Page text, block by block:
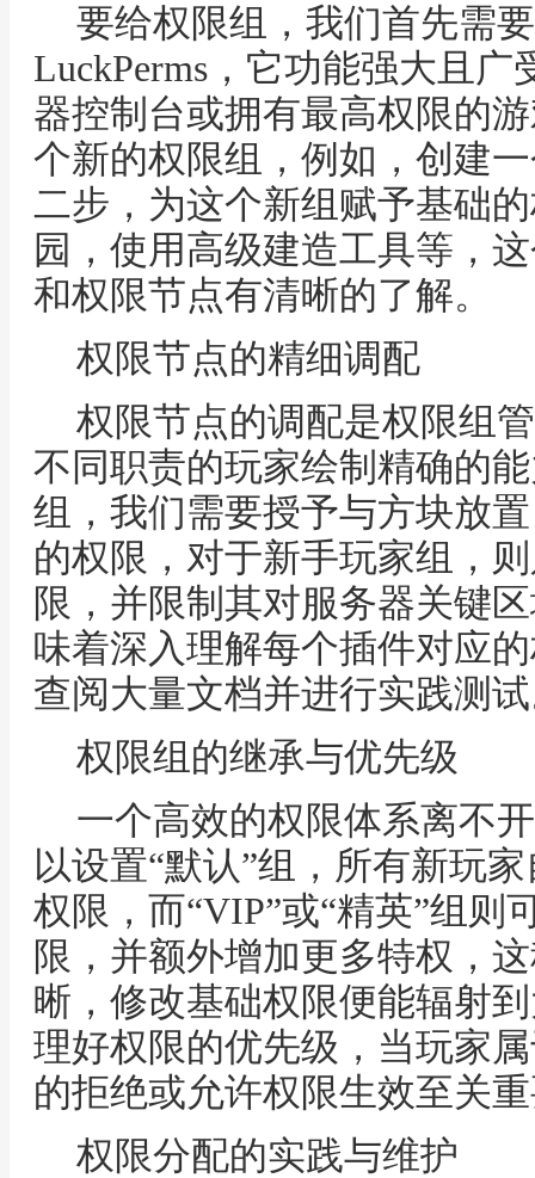
要给权限组，我们首先需
LuckPerms，它功能强大且
器控制台或拥有最高权限的
个新的权限组，例如，创建
二步，为这个新组赋予基础
园，使用高级建造工具等，
和权限节点有清晰的了解。
权限节点的精细调配
权限节点的调配是权限组
不同职责的玩家绘制精确的
组，我们需要授予与方块放
的权限，对于新手玩家组，
限，并限制其对服务器关键
味着深入理解每个插件对应
查阅大量文档并进行实践测
权限组的继承与优先级
一个高效的权限体系离不
以设置“默认”组，所有新玩
权限，而“VIP”或“精英”组则
限，并额外增加更多特权，
晰，修改基础权限便能辐射
理好权限的优先级，当玩家
的拒绝或允许权限生效至关
权限分配的实践与维护